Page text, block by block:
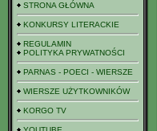
STRONA GŁÓWNA
KONKURSY LITERACKIE
REGULAMIN
POLITYKA PRYWATNOŚCI
PARNAS - POECI - WIERSZE
WIERSZE UŻYTKOWNIKÓW
KORGO TV